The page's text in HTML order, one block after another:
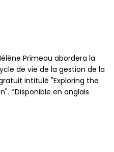
Primeau abordera la
de vie de la gestion de la
intitulé "Exploring the
*Disponible en anglais